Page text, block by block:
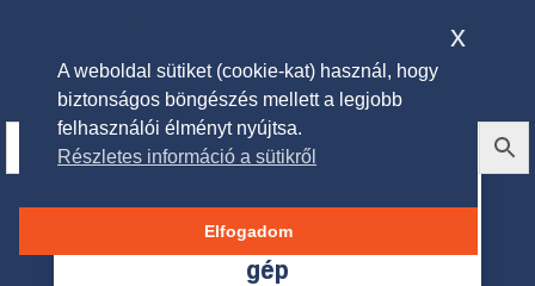
Husqvarna 520iRX
akkumulátoros fűkasza – csak
gép
A weboldal sütiket (cookie-kat) használ, hogy
biztonságos böngészés mellett a legjobb
felhasználói élményt nyújtsa.
Részletes információ a sütikről
Elfogadom
x